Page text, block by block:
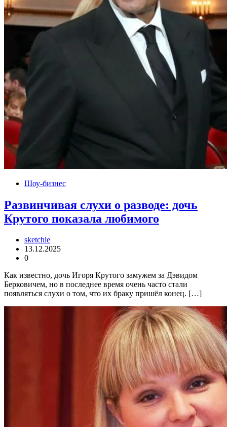
Шоу-бизнес
Развинчивая слухи о разводе: дочь
Крутого показала любимого
sketchie
13.12.2025
0
Как известно, дочь Игоря Крутого замужем за Дэвидом
Берковичем, но в последнее время очень часто стали
появляться слухи о том, что их браку пришёл конец. […]